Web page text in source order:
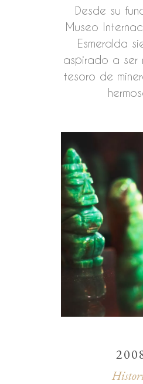
Desde su
Museo
Esmeralda
aspirado a ser
tesoro de